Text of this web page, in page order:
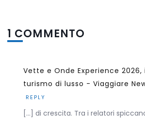
1 COMMENTO
Vette e Onde Experience
turismo di lusso - Viaggiare
REPLY
[…] di crescita. Tra i relatori